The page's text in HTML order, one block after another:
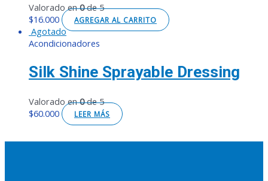
Valorado en0de 5
$16.000 AGREGAR AL CARRITO
Agotado
Acondicionadores
Silk Shine Sprayable Dressing
Valorado en0de 5
$60.000 LEER MÁS